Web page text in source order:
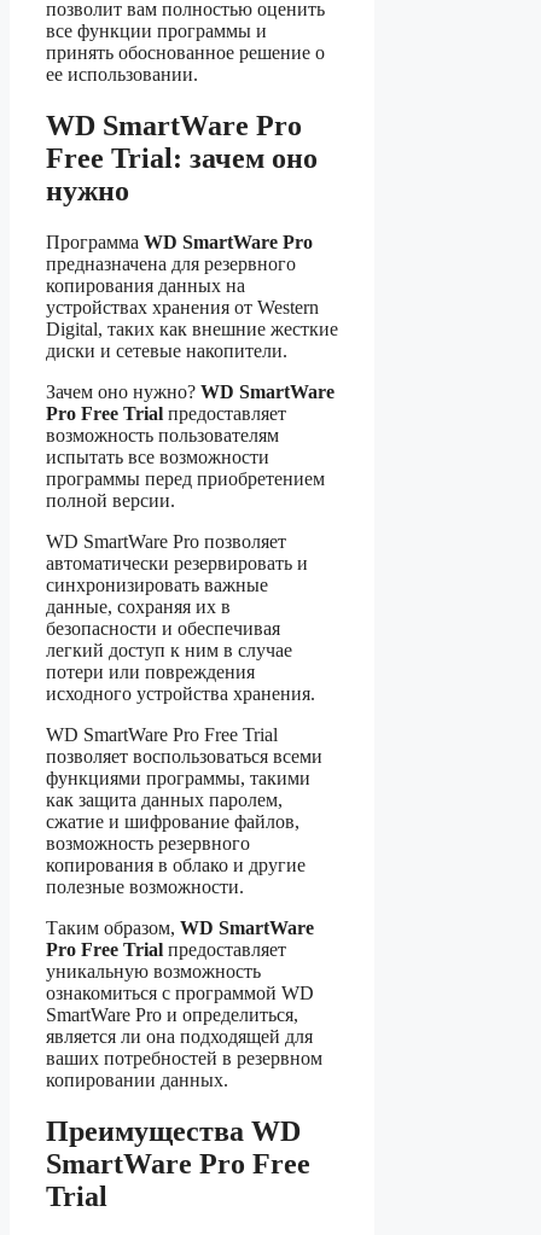
позволит вам полностью оценить
все функции программы и
принять обоснованное решение о
ее использовании.
WD SmartWare Pro
Free Trial: зачем оно
нужно
Программа WD SmartWare Pro
предназначена для резервного
копирования данных на
устройствах хранения от Western
Digital, таких как внешние жесткие
диски и сетевые накопители.
Зачем оно нужно? WD SmartWare
Pro Free Trial предоставляет
возможность пользователям
испытать все возможности
программы перед приобретением
полной версии.
WD SmartWare Pro позволяет
автоматически резервировать и
синхронизировать важные
данные, сохраняя их в
безопасности и обеспечивая
легкий доступ к ним в случае
потери или повреждения
исходного устройства хранения.
WD SmartWare Pro Free Trial
позволяет воспользоваться всеми
функциями программы, такими
как защита данных паролем,
сжатие и шифрование файлов,
возможность резервного
копирования в облако и другие
полезные возможности.
Таким образом, WD SmartWare
Pro Free Trial предоставляет
уникальную возможность
ознакомиться с программой WD
SmartWare Pro и определиться,
является ли она подходящей для
ваших потребностей в резервном
копировании данных.
Преимущества WD
SmartWare Pro Free
Trial